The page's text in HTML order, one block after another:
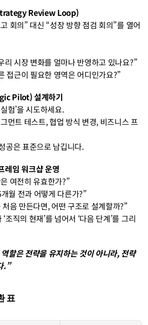
Review Loop)
회의” 대신 “성장 방향 점검 회의”를 열어
우리 시장 변화를 얼마나 반영하고 있나요?”
다른 접근이 필요한 영역은 어디인가요?”
Pilot) 설계하기
험’을 시도하세요.
먼트 테스트, 협업 방식 변경, 비즈니스 프
공은 표준으로 남깁니다.
레임 워크샵 운영
여전히 유효한가?”
개월 전과 어떻게 다른가?”
처음 만든다면, 어떤 구조로 설계할까?”
할은 전략을 유지하는 것이 아니라, 전략
.”
표